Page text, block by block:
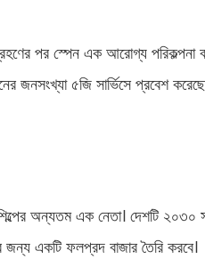
পর স্পেন এক আরোগ্য পরিকল্পনা
জনসংখ্যা ৫জি সার্ভিসে প্রবেশ
অন্যতম এক নেতা। দেশটি
একটি ফলপ্রদ বাজার তৈরি করবে।